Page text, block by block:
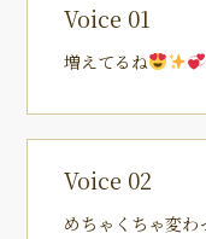
Voice 01
増えてるね
Voice 02
めちゃくちゃ変わ